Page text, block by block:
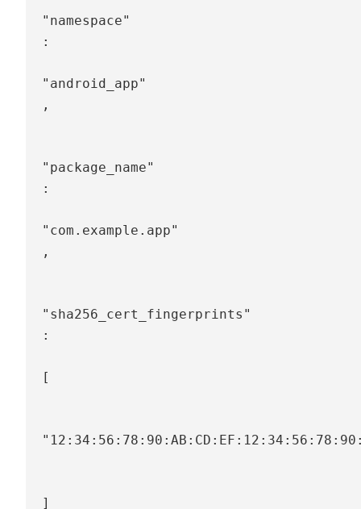
"namespace"
:
"android_app"
,
"package_name"
:
"com.example.app"
,
"sha256_cert_fingerprints"
:
[
]